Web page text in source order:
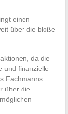
einen
über die bloße
da die
und finanzielle
Fachmanns
über die